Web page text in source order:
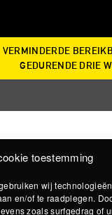
toestemming
wij
en/of te raadplegen.
zoals surfgedrag of
VERMINDERDE
GEDURENDE DRIE